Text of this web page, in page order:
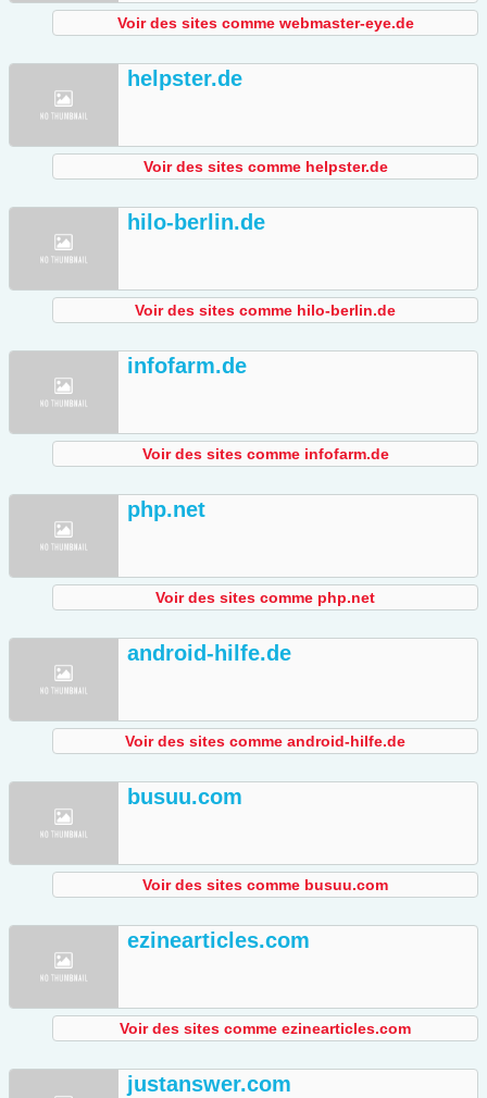
Voir des sites comme webmaster-eye.de
helpster.de
Voir des sites comme helpster.de
hilo-berlin.de
Voir des sites comme hilo-berlin.de
infofarm.de
Voir des sites comme infofarm.de
php.net
Voir des sites comme php.net
android-hilfe.de
Voir des sites comme android-hilfe.de
busuu.com
Voir des sites comme busuu.com
ezinearticles.com
Voir des sites comme ezinearticles.com
justanswer.com